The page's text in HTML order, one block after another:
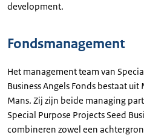
development.
Fondsmanagement
Het management team van
Business Angels Fonds bestaat
Mans. Zij zijn beide managing
Special Purpose Projects Seed
combineren zowel een